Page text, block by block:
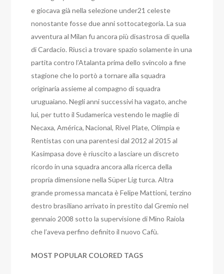
e giocava già nella selezione under21 celeste
nonostante fosse due anni sottocategoria. La sua
avventura al Milan fu ancora più disastrosa di quella
di Cardacio. Riuscì a trovare spazio solamente in una
partita contro l’Atalanta prima dello svincolo a fine
stagione che lo portò a tornare alla squadra
originaria assieme al compagno di squadra
uruguaiano. Negli anni successivi ha vagato, anche
lui, per tutto il Sudamerica vestendo le maglie di
Necaxa, América, Nacional, Rivel Plate, Olimpia e
Rentistas con una parentesi dal 2012 al 2015 al
Kasimpasa dove è riuscito a lasciare un discreto
ricordo in una squadra ancora alla ricerca della
propria dimensione nella Süper Lig turca. Altra
grande promessa mancata è Felipe Mattioni, terzino
destro brasiliano arrivato in prestito dal Gremio nel
gennaio 2008 sotto la supervisione di Mino Raiola
che l’aveva perfino definito il nuovo Cafù.
MOST POPULAR COLORED TAGS